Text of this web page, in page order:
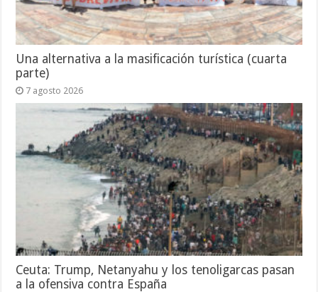
Una alternativa a la masificación turística (cuarta
parte)
7 agosto 2026
Ceuta: Trump, Netanyahu y los tenoligarcas pasan
a la ofensiva contra España